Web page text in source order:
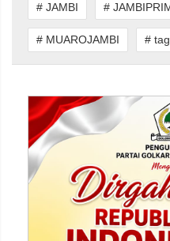
# JAMBI
#
# MUAROJAMBI # tag